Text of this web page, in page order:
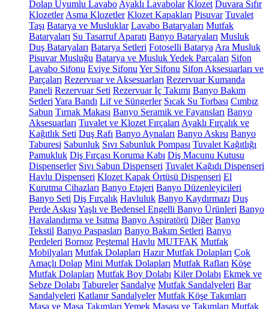
Dolap Uyumlu Lavabo Ayaklı Lavabolar Klozet Duvara Sıfır
Klozetler Asma Klozetler Klozet Kapakları Pisuvar Tuvalet
Taşı Batarya ve Musluklar Lavabo Bataryaları Mutfak
Bataryaları Su Tasarruf Aparatı Banyo Bataryaları Musluk
Duş Bataryaları Batarya Setleri Fotoselli Batarya Ara Musluk
Pisuvar Musluğu Batarya ve Musluk Yedek Parçaları Sifon
Lavabo Sifonu Eviye Sifonu Yer Sifonu Sifon Aksesuarları ve
Parçaları Rezervuar ve Aksesuarları Rezervuar Kumanda
Paneli Rezervuar Seti Rezervuar İç Takımı Banyo Bakım
Setleri Yara Bandı Lif ve Süngerler Sıcak Su Torbası Cımbız
Sabun Tırnak Makası Banyo Seramik ve Fayansları Banyo
Aksesuarları Tuvalet ve Klozet Fırçaları Ayaklı Fırçalık ve
Kağıtlık Seti Duş Rafı Banyo Aynaları Banyo Askısı Banyo
Taburesi Sabunluk Sıvı Sabunluk Pompası Tuvalet Kağıtlığı
Pamukluk Diş Fırçası Koruma Kabı Diş Macunu Kutusu
Dispenserler Sıvı Sabun Dispenseri Tuvalet Kağıdı Dispenseri
Havlu Dispenseri Klozet Kapak Örtüsü Dispenseri El
Kurutma Cihazları Banyo Etajeri Banyo Düzenleyicileri
Banyo Seti Diş Fırçalık Havluluk Banyo Kaydırmazı Duş
Perde Askısı Yaşlı ve Bedensel Engelli Banyo Ürünleri Banyo
Havalandırma ve Isıtma Banyo Aspiratörü Diğer Banyo
Tekstil Banyo Paspasları Banyo Bakım Setleri Banyo
Perdeleri Bornoz Peştemal Havlu MUTFAK Mutfak
Mobilyaları Mutfak Dolapları Hazır Mutfak Dolapları Çok
Amaçlı Dolap Mini Mutfak Dolapları Mutfak Rafları Köşe
Mutfak Dolapları Mutfak Boy Dolabı Kiler Dolabı Ekmek ve
Sebze Dolabı Tabureler Sandalye Mutfak Sandalyeleri Bar
Sandalyeleri Katlanır Sandalyeler Mutfak Köşe Takımları
Masa ve Masa Takımları Yemek Masası ve Takımları Mutfak